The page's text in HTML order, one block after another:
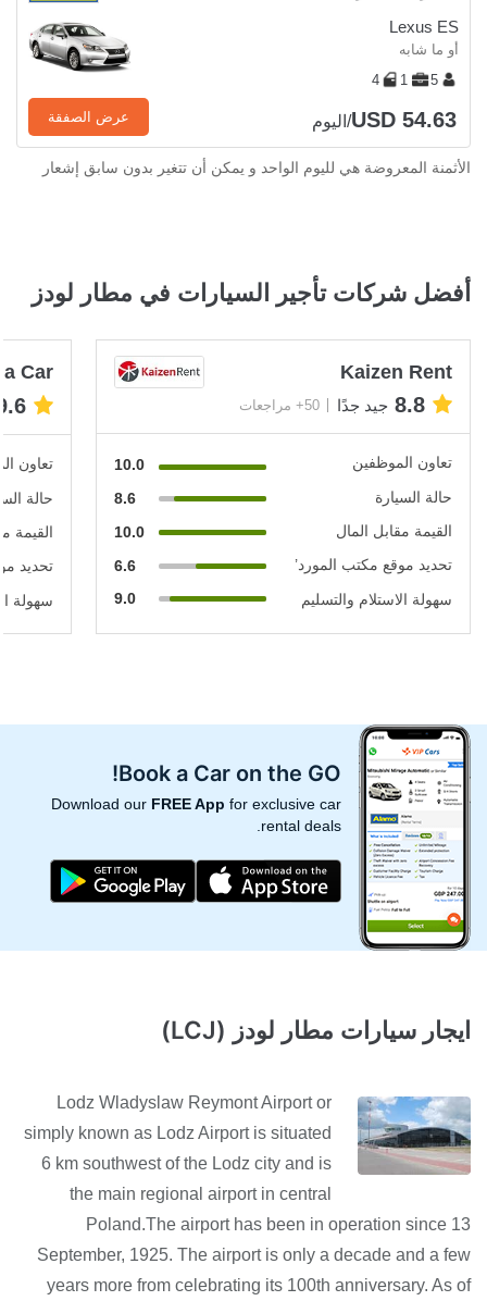
Lexus ES
أو ما شابه
5
1
4
USD 54.63/اليوم عرض الصفقة
الأثمنة المعروضة هي لليوم الواحد و يمكن أن تتغير بدون سابق إشعار
أفضل شركات تأجير السيارات في مطار لودز
Kaizen Rent
8.8 جيد جدًا 50+ مراجعات
تعاون الموظفين
10.0
حالة السيارة
8.6
القيمة مقابل المال
10.0
تحديد موقع مكتب المورد’
6.6
سهولة الاستلام والتسليم
9.0
Car
تعاون
حالة
القيمة
تحديد
سهولة
Book a Car on the GO!
Download our FREE App for exclusive car
rental deals.
ايجار سيارات مطار لودز (LCJ)
Lodz Wladyslaw Reymont Airport or
simply known as Lodz Airport is situated
6 km southwest of the Lodz city and is
the main regional airport in central
Poland.The airport has been in operation since 13
September, 1925. The airport is only a decade and a few
years more from celebrating its 100th anniversary. As of